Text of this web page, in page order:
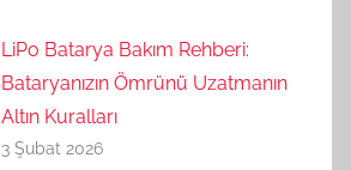
LiPo Batarya Bakım Rehberi:
Bataryanızın Ömrünü Uzatmanın
Altın Kuralları
3 Şubat 2026